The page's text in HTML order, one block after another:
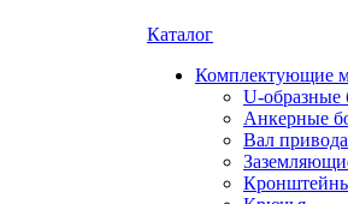
Каталог
Комплектующие
U-
Анкерные
Вал привода